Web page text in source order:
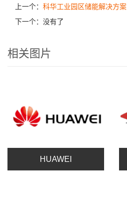
上一个： 科华工业园区储能解决方案
下一个：没有了
相关图片
HUAWEI